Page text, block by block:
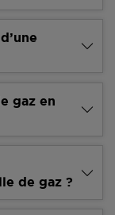
gaz en
de gaz ?